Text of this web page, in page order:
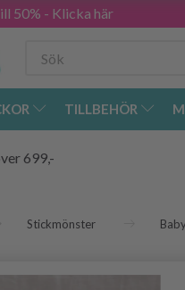
50% - Klicka här
TILLBEHÖR
699,-
Stickmönster